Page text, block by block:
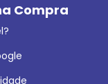
Compra